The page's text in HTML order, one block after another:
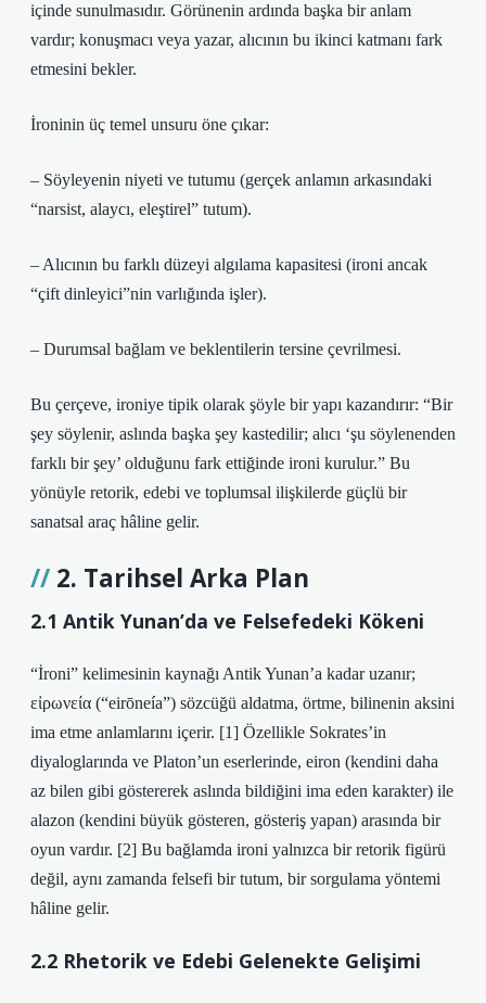
içinde sunulmasıdır. Görünenin ardında başka bir anlam
vardır; konuşmacı veya yazar, alıcının bu ikinci katmanı fark
etmesini bekler.
İroninin üç temel unsuru öne çıkar:
– Söyleyenin niyeti ve tutumu (gerçek anlamın arkasındaki
“narsist, alaycı, eleştirel” tutum).
– Alıcının bu farklı düzeyi algılama kapasitesi (ironi ancak
“çift dinleyici”nin varlığında işler).
– Durumsal bağlam ve beklentilerin tersine çevrilmesi.
Bu çerçeve, ironiye tipik olarak şöyle bir yapı kazandırır: “Bir
şey söylenir, aslında başka şey kastedilir; alıcı ‘şu söylenenden
farklı bir şey’ olduğunu fark ettiğinde ironi kurulur.” Bu
yönüyle retorik, edebi ve toplumsal ilişkilerde güçlü bir
sanatsal araç hâline gelir.
2. Tarihsel Arka Plan
2.1 Antik Yunan’da ve Felsefedeki Kökeni
“İroni” kelimesinin kaynağı Antik Yunan’a kadar uzanır;
εἰρωνεία (“eirōneía”) sözcüğü aldatma, örtme, bilinenin aksini
ima etme anlamlarını içerir. [1] Özellikle Sokrates’in
diyaloglarında ve Platon’un eserlerinde, eiron (kendini daha
az bilen gibi göstererek aslında bildiğini ima eden karakter) ile
alazon (kendini büyük gösteren, gösteriş yapan) arasında bir
oyun vardır. [2] Bu bağlamda ironi yalnızca bir retorik figürü
değil, aynı zamanda felsefi bir tutum, bir sorgulama yöntemi
hâline gelir.
2.2 Rhetorik ve Edebi Gelenekte Gelişimi